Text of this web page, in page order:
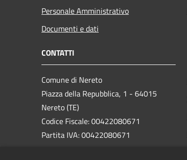
Personale Amministrativo
Documenti e dati
CONTATTI
Comune di Nereto
Piazza della Repubblica, 1 - 64015
Nereto (TE)
Codice Fiscale: 00422080671
Partita IVA: 00422080671